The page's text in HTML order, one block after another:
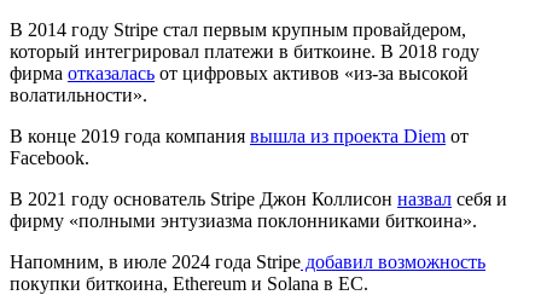
В 2014 году Stripe стал первым крупным провайдером,
который интегрировал платежи в биткоине. В 2018 году
фирма отказалась от цифровых активов «из-за высокой
волатильности».
В конце 2019 года компания вышла из проекта Diem от
Facebook.
В 2021 году основатель Stripe Джон Коллисон назвал себя и
фирму «полными энтузиазма поклонниками биткоина».
Напомним, в июле 2024 года Stripe добавил возможность
покупки биткоина, Ethereum и Solana в ЕС.